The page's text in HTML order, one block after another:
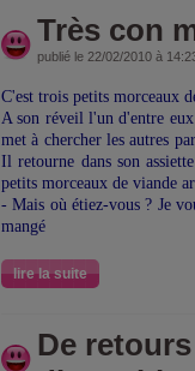
Très con
publié le 22/02/2010 à
C'est trois petits morceaux
A son réveil l'un d'entre
met à chercher les autres
Il retourne dans son
petits morceaux de viande
- Mais où étiez-vous ? Je
mangé
lire la suite
De